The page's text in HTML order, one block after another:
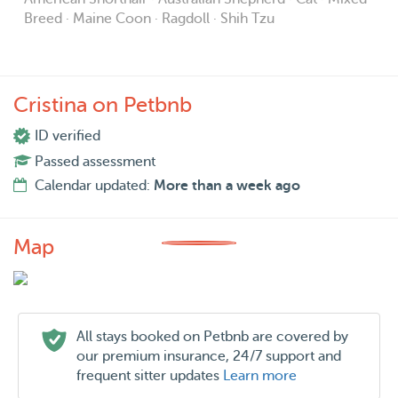
Hier de tekst in het Engels
I am Cristina, married and mother of two children.
I moved from Brazil to Nederland in January 2017
Amsterdam and then I moved to Almere-Haven. We have
been living in Almere since November 2017.
I have 2 cats, Luke and Lolita, and 1 dog, Théu, they all
came from Brazil.
I love animals so I decided to make my passion a job.
Breed · Maine Coon · Ragdoll · Shih Tzu
Cristina on Petbnb
ID verified
Passed assessment
Calendar updated: More than a week ago
Map
All stays booked on Petbnb are covered by
our premium insurance, 24/7 support and
frequent sitter updates Learn more